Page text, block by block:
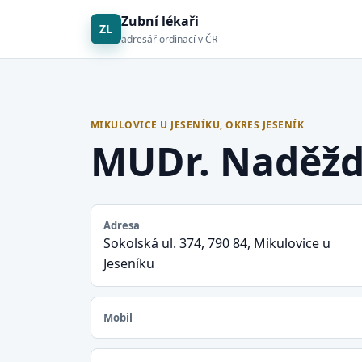
ZL Zubní lékaři
adresář ordinací v ČR
MIKULOVICE U JESENÍKU, OKRES JESENÍK
MUDr.
Adresa
Sokolská ul. 374, 790 84, Mikulovice u
Jeseníku
Mobil